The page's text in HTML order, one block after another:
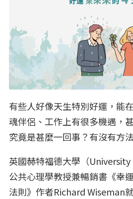
有些人好像天生特別好運，能
魂伴侶、工作上有很多機遇，
究竟是甚麼一回事？有沒有方
英國赫特福德大學（University
公共心理學教授兼暢銷書《幸
法則》作者Richard Wiseman